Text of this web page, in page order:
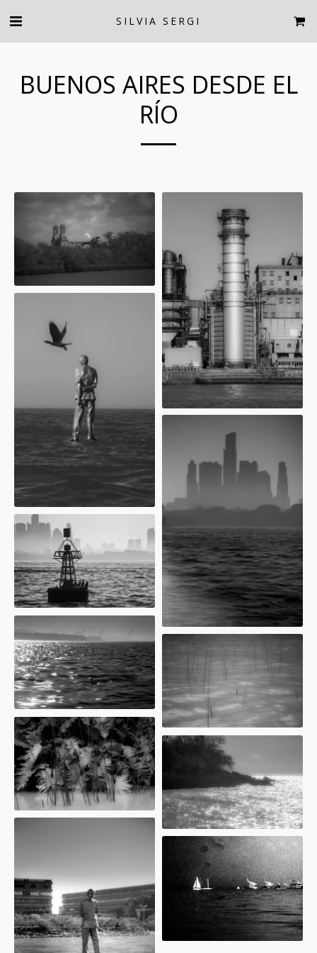
SILVIA SERGI
BUENOS AIRES DESDE EL
RÍO